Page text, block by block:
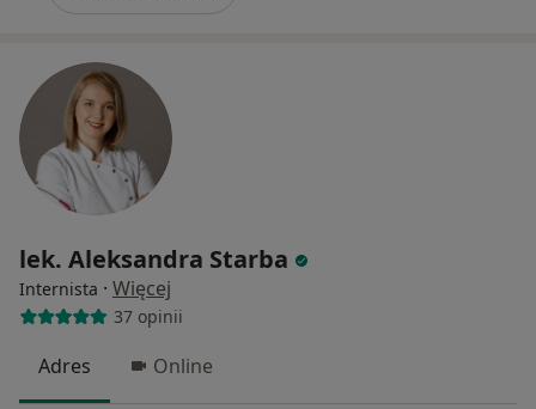
lek. Aleksandra Starba
Internista · Więcej
37 opinii
Adres Online